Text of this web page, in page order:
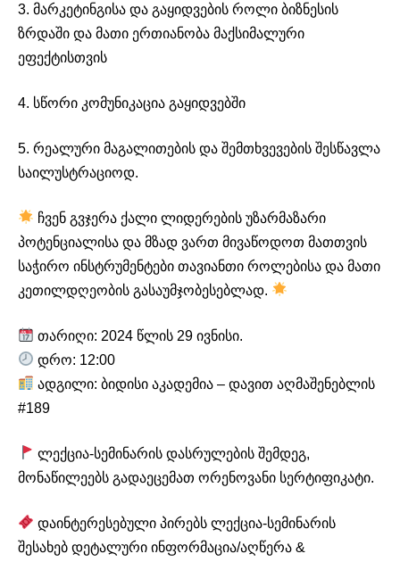
3. მარკეტინგისა და გაყიდვების როლი ბიზნესის
ზრდაში და მათი ერთიანობა მაქსიმალური
ეფექტისთვის
4. სწორი კომუნიკაცია გაყიდვებში
5. რეალური მაგალითების და შემთხვევების შესწავლა
საილუსტრაციოდ.
ჩვენ გვჯერა ქალი ლიდერების უზარმაზარი
პოტენციალისა და მზად ვართ მივაწოდოთ მათთვის
საჭირო ინსტრუმენტები თავიანთი როლებისა და მათი
კეთილდღეობის გასაუმჯობესებლად.
თარიღი: 2024 წლის 29 ივნისი.
დრო: 12:00
ადგილი: ბიდისი აკადემია – დავით აღმაშენებლის
#189
ლექცია-სემინარის დასრულების შემდეგ,
მონაწილეებს გადაეცემათ ორენოვანი სერტიფიკატი.
დაინტერესებული პირებს ლექცია-სემინარის
შესახებ დეტალური ინფორმაცია/აღწერა &